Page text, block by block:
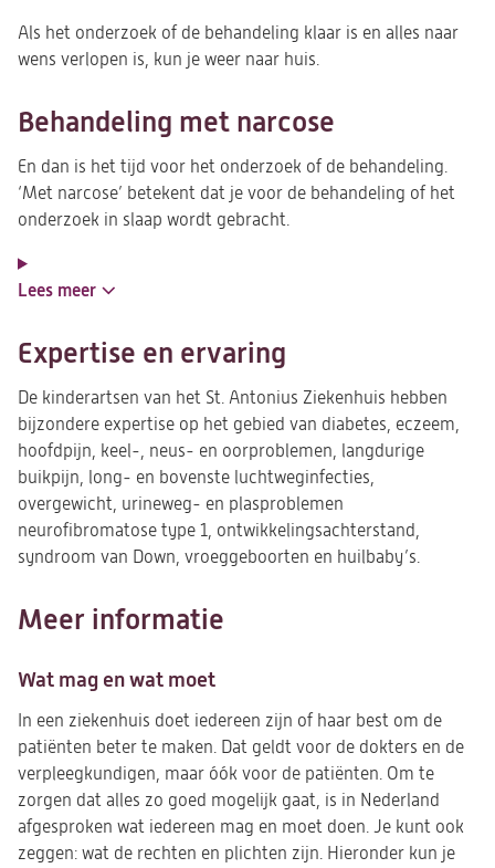
Als het onderzoek of de behandeling klaar is en alles naar
wens verlopen is, kun je weer naar huis.
Behandeling met narcose
En dan is het tijd voor het onderzoek of de behandeling.
‘Met narcose’ betekent dat je voor de behandeling of het
onderzoek in slaap wordt gebracht.
Lees meer
Expertise en ervaring
De kinderartsen van het St. Antonius Ziekenhuis hebben
bijzondere expertise op het gebied van diabetes, eczeem,
hoofdpijn, keel-, neus- en oorproblemen, langdurige
buikpijn, long- en bovenste luchtweginfecties,
overgewicht, urineweg- en plasproblemen
neurofibromatose type 1, ontwikkelingsachterstand,
syndroom van Down, vroeggeboorten en huilbaby’s.
Meer informatie
Wat mag en wat moet
In een ziekenhuis doet iedereen zijn of haar best om de
patiënten beter te maken. Dat geldt voor de dokters en de
verpleegkundigen, maar óók voor de patiënten. Om te
zorgen dat alles zo goed mogelijk gaat, is in Nederland
afgesproken wat iedereen mag en moet doen. Je kunt ook
zeggen: wat de rechten en plichten zijn. Hieronder kun je